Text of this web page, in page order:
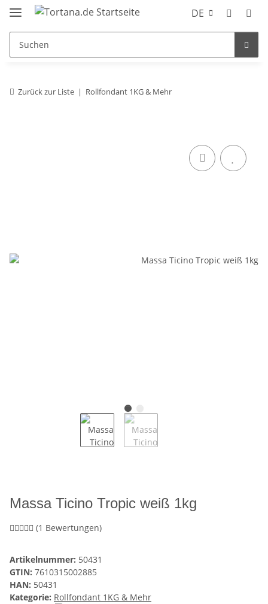
DE
Zurück zur Liste Rollfondant 1KG & Mehr
Massa Ticino Tropic weiß 1kg
(1 Bewertungen)
Artikelnummer: 50431
GTIN: 7610315002885
HAN: 50431
Kategorie: Rollfondant 1KG & Mehr